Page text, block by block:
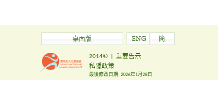
桌面版 ENG 簡
2014©
重要告示
私隱政策
最後修改日期: 2026年1月28日